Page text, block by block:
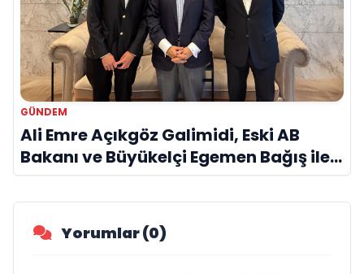
GÜNDEM
Ali Emre Açıkgöz Galimidi, Eski AB
Bakanı ve Büyükelçi Egemen Bağış ile
Bir Araya Geldi
Yorumlar (0)